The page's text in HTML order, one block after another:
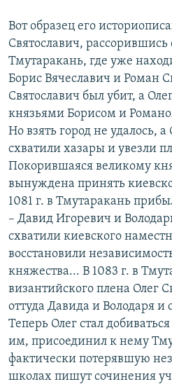
Вот образец его
Святославич,
Тмутаракань, где уже
Борис Вячеславич и Роман
Святославич был убит, а
князьями Борисом и
Но взять город не удалось, а
схватили хазары и увезли
Покорившаяся великому
вынуждена принять
1081 г. в Тмутаракань
– Давид Игоревич и
схватили киевского
восстановили
княжества... В 1083 г. в
византийского плена Олег
оттуда Давида и Володаря и
Теперь Олег стал
им, присоединил к нему
фактически потерявшую
школах пишут сочинения